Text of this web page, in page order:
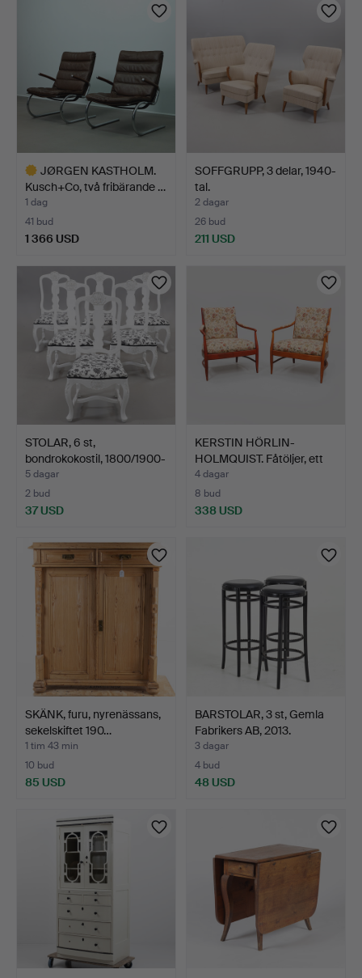
JØRGEN KASTHOLM.
Kusch+Co, två fribärande …
1 dag
41 bud
1 366 USD
föremål
SOFFGRUPP, 3 delar, 1940-
tal.
2 dagar
26 bud
211 USD
STOLAR, 6 st,
bondrokokostil, 1800/1900-
ta…
5 dagar
2 bud
37 USD
KERSTIN HÖRLIN-
HOLMQUIST. Fåtöljer, ett
pa…
4 dagar
8 bud
338 USD
SKÄNK, furu, nyrenässans,
sekelskiftet 190…
1 tim 43 min
10 bud
85 USD
BARSTOLAR, 3 st, Gemla
Fabrikers AB, 2013.
3 dagar
4 bud
48 USD